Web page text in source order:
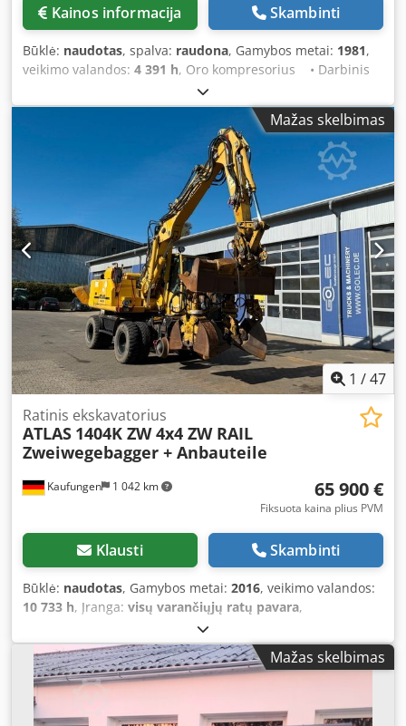
Kainos informacija Skambinti
Būklė: naudotas, spalva: raudona, Gamybos metai: 1981,
veikimo valandos: 4 391 h, Oro kompresorius • Darbinis
slėgis: 11 bar • 4391 val. • Kelių apšvietimas • Pilnai
veikiantis Būklė: Naudotas Pagaminimo metai: 1981
Mažas skelbimas
1 /47
Kaufungen 1 042 km
Ratinis ekskavatorius
ATLAS 1404K ZW 4x4 ZW RAIL
Zweiwegebagger + Anbauteile
65 900 €
Fiksuota kaina plius PVM
Klausti Skambinti
Būklė: naudotas, Gamybos metai: 2016, veikimo valandos:
10 733 h, Įranga: visų varančiųjų ratų pavara,
Mažas skelbimas